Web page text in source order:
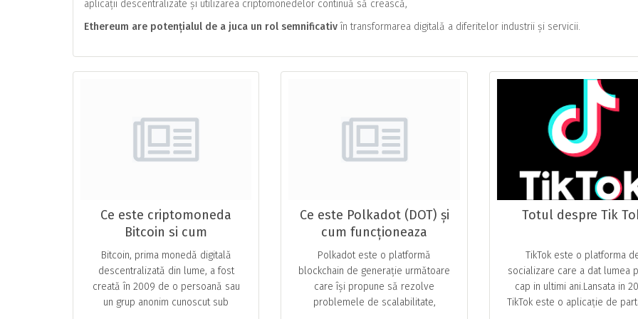
aplicații descentralizate și utilizarea criptomonedelor continuă să crească,
Ethereum are potențialul de a juca un rol semnificativîn transformarea digitală a diferitelor industrii și servicii.
Ce este criptomoneda
Bitcoin si cum
functioneaza,totul despre
BTC
Bitcoin, prima monedă digitală
descentralizată din lume, a fost
creată în 2009 de o persoană sau
un grup anonim cunoscut sub
Ce este Polkadot (DOT) și
cum funcționeaza
criptomoneda
Polkadot este o platformă
blockchain de generație următoare
care își propune să rezolve
problemele de scalabilitate,
Totul despre Tik
TikTok este o platforma
socializare care a dat lumea
cap in ultimi ani.Lansata in
TikTok este o aplicație de